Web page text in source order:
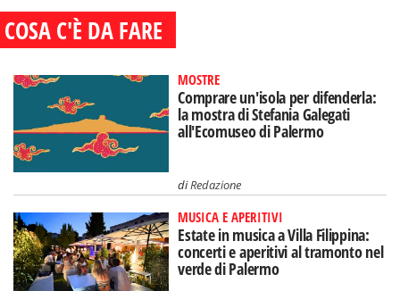
COSA C'È DA FARE
MOSTRE
Comprare un'isola per difenderla:
la mostra di Stefania Galegati
all'Ecomuseo di Palermo
diRedazione
MUSICA E APERITIVI
Estate in musica a Villa Filippina:
concerti e aperitivi al tramonto nel
verde di Palermo